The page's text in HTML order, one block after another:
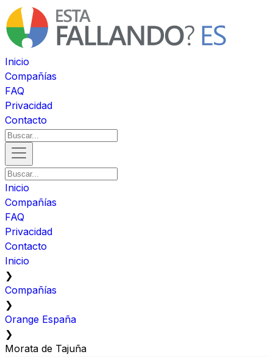
Inicio
Compañías
FAQ
Privacidad
Contacto
Inicio
Compañías
FAQ
Privacidad
Contacto
Inicio
❯
Compañías
❯
Orange España
❯
Morata de Tajuña